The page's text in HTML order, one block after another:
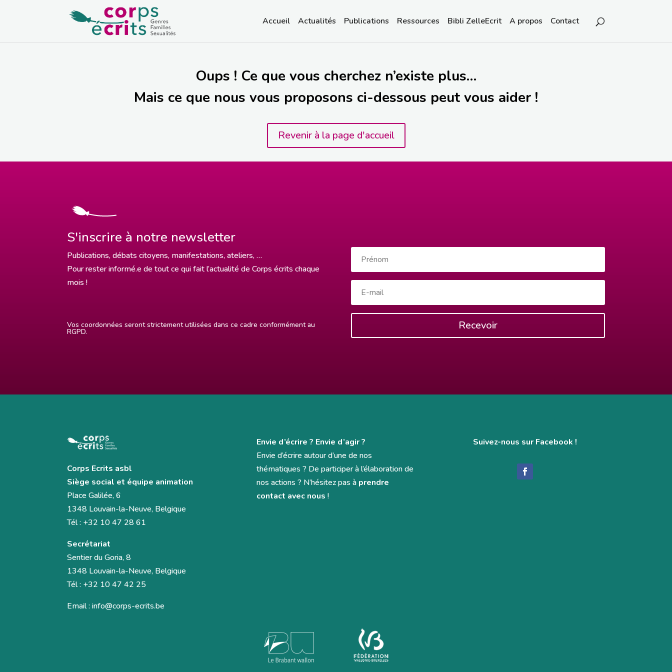
Accueil Actualités Publications Ressources Bibli ZelleEcrit A propos Contact
Oups ! Ce que vous cherchez n’existe plus…
Mais ce que nous vous proposons ci-dessous peut vous aider !
Revenir à la page d'accueil
S'inscrire à notre newsletter
Publications, débats citoyens, manifestations, ateliers, …
Pour rester informé.e de tout ce qui fait l’actualité de Corps écrits chaque
mois !
Vos coordonnées seront strictement utilisées dans ce cadre conformément au
RGPD. Recevoir
Corps Ecrits asbl
Siège social et équipe animation
Place Galilée, 6
1348 Louvain-la-Neuve, Belgique
Tél : +32 10 47 28 61
Secrétariat
Sentier du Goria, 8
1348 Louvain-la-Neuve, Belgique
Tél : +32 10 47 42 25
Email :info@corps-ecrits.be
Envie d’écrire ? Envie d’agir ?
Envie d’écrire autour d’une de nos
thématiques ? De participer à l’élaboration de
nos actions ? N’hésitez pas à prendre
contact avec nous !
Suivez-nous sur Facebook !